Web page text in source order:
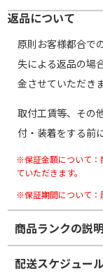
返品について
原則お客様都合で
失による返品の場
金させていただきま
取付工賃等、その
付・装着をする前
※保証金額について：
ていただきます。
※保証期間について：
商品ランクの説明
※商品ランクは出
配送スケジュー